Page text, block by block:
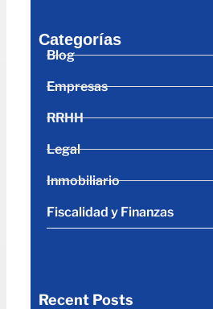
Categorías
Blog
Empresas
RRHH
Legal
Inmobiliario
Fiscalidad y Finanzas
Recent Posts